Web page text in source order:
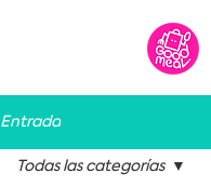
Entrada
Todas las categorías